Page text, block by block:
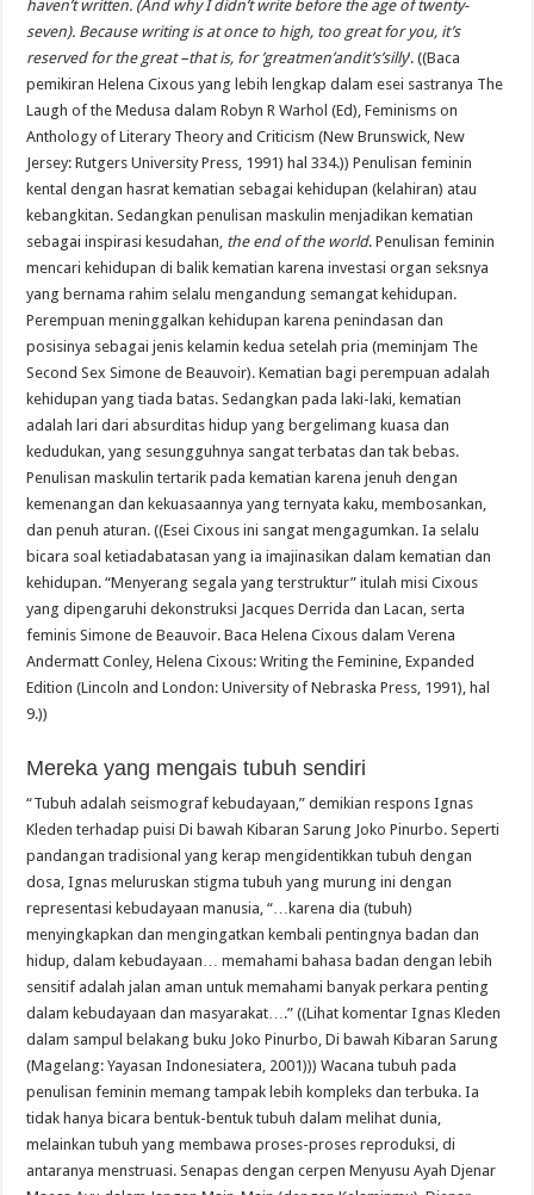
haven’t written. (And why I didn’t write before the age of twenty-
seven). Because writing is at once to high, too great for you, it’s
reserved for the great –that is, for ’greatmen’andit’s’silly’. ((Baca
pemikiran Helena Cixous yang lebih lengkap dalam esei sastranya The
Laugh of the Medusa dalam Robyn R Warhol (Ed), Feminisms on
Anthology of Literary Theory and Criticism (New Brunswick, New
Jersey: Rutgers University Press, 1991) hal 334.)) Penulisan feminin
kental dengan hasrat kematian sebagai kehidupan (kelahiran) atau
kebangkitan. Sedangkan penulisan maskulin menjadikan kematian
sebagai inspirasi kesudahan, the end of the world. Penulisan feminin
mencari kehidupan di balik kematian karena investasi organ seksnya
yang bernama rahim selalu mengandung semangat kehidupan.
Perempuan meninggalkan kehidupan karena penindasan dan
posisinya sebagai jenis kelamin kedua setelah pria (meminjam The
Second Sex Simone de Beauvoir). Kematian bagi perempuan adalah
kehidupan yang tiada batas. Sedangkan pada laki-laki, kematian
adalah lari dari absurditas hidup yang bergelimang kuasa dan
kedudukan, yang sesungguhnya sangat terbatas dan tak bebas.
Penulisan maskulin tertarik pada kematian karena jenuh dengan
kemenangan dan kekuasaannya yang ternyata kaku, membosankan,
dan penuh aturan. ((Esei Cixous ini sangat mengagumkan. Ia selalu
bicara soal ketiadabatasan yang ia imajinasikan dalam kematian dan
kehidupan. “Menyerang segala yang terstruktur” itulah misi Cixous
yang dipengaruhi dekonstruksi Jacques Derrida dan Lacan, serta
feminis Simone de Beauvoir. Baca Helena Cixous dalam Verena
Andermatt Conley, Helena Cixous: Writing the Feminine, Expanded
Edition (Lincoln and London: University of Nebraska Press, 1991), hal
9.))
Mereka yang mengais tubuh sendiri
“Tubuh adalah seismograf kebudayaan,” demikian respons Ignas
Kleden terhadap puisi Di bawah Kibaran Sarung Joko Pinurbo. Seperti
pandangan tradisional yang kerap mengidentikkan tubuh dengan
dosa, Ignas meluruskan stigma tubuh yang murung ini dengan
representasi kebudayaan manusia, “…karena dia (tubuh)
menyingkapkan dan mengingatkan kembali pentingnya badan dan
hidup, dalam kebudayaan… memahami bahasa badan dengan lebih
sensitif adalah jalan aman untuk memahami banyak perkara penting
dalam kebudayaan dan masyarakat….” ((Lihat komentar Ignas Kleden
dalam sampul belakang buku Joko Pinurbo, Di bawah Kibaran Sarung
(Magelang: Yayasan Indonesiatera, 2001))) Wacana tubuh pada
penulisan feminin memang tampak lebih kompleks dan terbuka. Ia
tidak hanya bicara bentuk-bentuk tubuh dalam melihat dunia,
melainkan tubuh yang membawa proses-proses reproduksi, di
antaranya menstruasi. Senapas dengan cerpen Menyusu Ayah Djenar